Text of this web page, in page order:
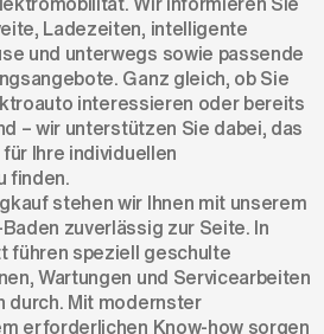
Ladezeiten, intelligente
und unterwegs sowie passende
Ganz gleich, ob Sie
interessieren oder bereits
– wir unterstützen Sie dabei, das
Ihre individuellen
finden.
stehen wir Ihnen mit unserem
zuverlässig zur Seite. In
führen speziell geschulte
Wartungen und Servicearbeiten
durch. Mit modernster
erforderlichen Know-how sorgen